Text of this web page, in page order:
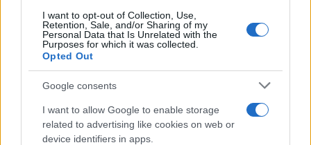
I want to opt-out of Collection, Use,
Retention, Sale, and/or Sharing of my
Personal Data that Is Unrelated with the
Purposes for which it was collected.
Opted Out
Google consents
I want to allow Google to enable storage
related to advertising like cookies on web or
device identifiers in apps.
Lazio e Milan: tutti gli ex calciatori che hanno
indossato le due maglie
Union Berlino-Cagliari: dove vedere l’amichevole
estiva in diretta
Chi è Sara Gama: fidanzato, figli e vita privata